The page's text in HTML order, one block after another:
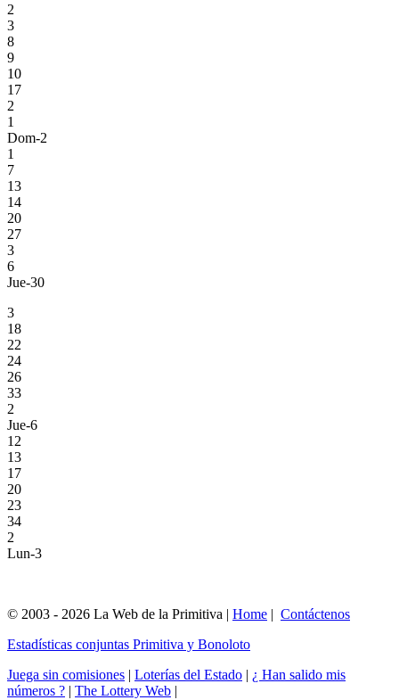
2
3
8
9
10
17
2
1
Dom-2
1
7
13
14
20
27
3
6
Jue-30
3
18
22
24
26
33
2
Jue-6
12
13
17
20
23
34
2
Lun-3
© 2003 - 2026 La Web de la Primitiva | Home | Contáctenos
Estadísticas conjuntas Primitiva y Bonoloto
Juega sin comisiones | Loterías del Estado | ¿ Han salido mis
números ? | The Lottery Web |